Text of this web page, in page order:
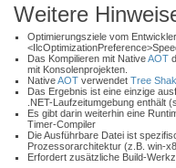
Weitere
Optimierungsziele vom
Das Kompilieren mit NativeAOT
mit Konsolenprojekten.
NativeAOT verwendet Tree
Das Ergebnis ist eine einzige
.NET-Laufzeitumgebung enthält
Es gibt darin weiterhin eine
Timer-Compiler
Die Ausführbare Datei ist
Prozessorarchitektur (z.B. win-
Erfordert zusätzliche Build-